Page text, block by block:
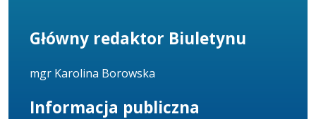
Główny redaktor Biuletynu
mgr Karolina Borowska
Informacja publiczna